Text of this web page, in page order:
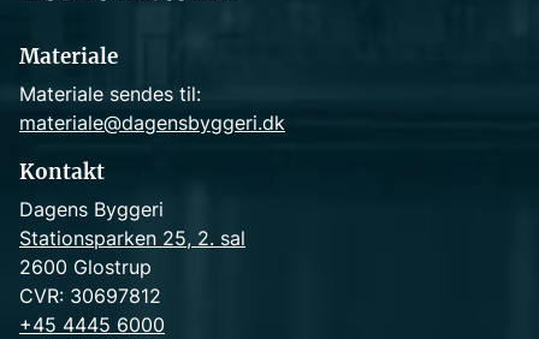
Materiale
Materiale sendes til:
materiale@dagensbyggeri.dk
Kontakt
Dagens Byggeri
Stationsparken 25, 2. sal
2600 Glostrup
CVR: 30697812
+45 4445 6000